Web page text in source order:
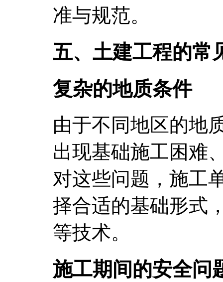
准与规范。
五、土建工程的常
复杂的地质条件
由于不同地区的地
出现基础施工困难
对这些问题，施工
择合适的基础形式
等技术。
施工期间的安全问